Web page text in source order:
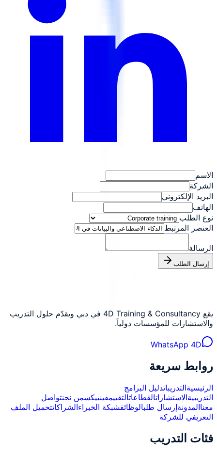
الاسم
الشركة
البريد الإلكتروني
الهاتف
نوع الطلب
العنصر المرتبط
الرسالة
إرسال الطلب
يقع 4D Training & Consultancy في دبي ويقدّم حلول التدريب
والاستشارات للمؤسسات دولياً.
WhatsApp 4D
روابط سريعة
الرئيسيةالتدريباتدليل البرامج
التدريبيةالاستشاراتالقطاعاتالتقييمفينييكسمن نحنتواصل
معناالمدونةإرسال طلبالوظائفشبكة الخبراءالشراكاتتحميل الملف
التعريفي للشركة
فئات التدريب